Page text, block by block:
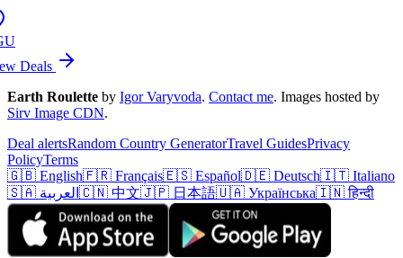
Deals
Earth Roulette by Igor Varyvoda. Contact me. Images hosted by
Sirv Image CDN.
Deal alertsRandom Country GeneratorTravel GuidesPrivacy
PolicyTerms
🇬🇧 English🇫🇷 Français🇪🇸 Español🇩🇪 Deutsch🇮🇹 Italiano
🇸🇦 العربية 🇨🇳 中文🇯🇵 日本語🇺🇦 Українська🇮🇳 हिन्दी